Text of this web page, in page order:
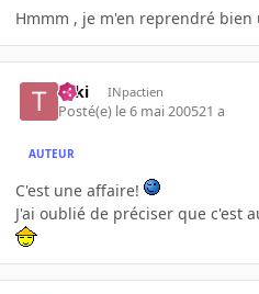
Hmmm , je m'en reprendré bien
Taki INpactien
Posté(e) le 6 mai 200521 a
AUTEUR
C'est une affaire!
J'ai oublié de préciser que c'est